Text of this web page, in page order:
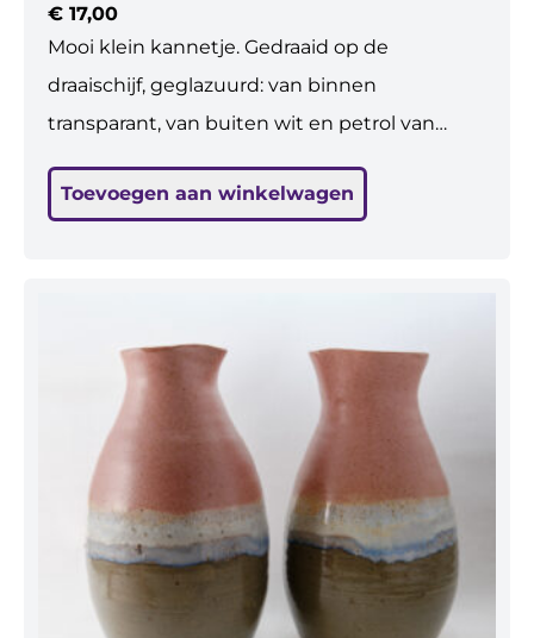
€ 17,00
Mooi klein kannetje. Gedraaid op de
draaischijf, geglazuurd: van binnen
transparant, van buiten wit en petrol van
waterdicht. Vaatwasbestendig. Geschikt voor
Toevoegen aan winkelwagen